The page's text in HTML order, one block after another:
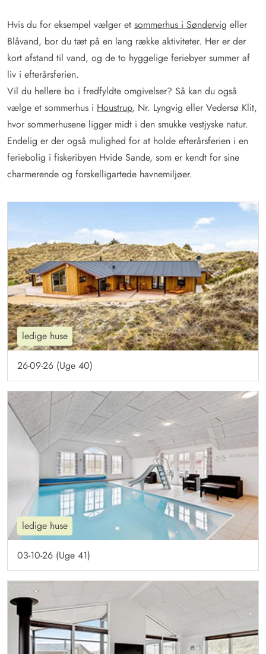
Hvis du for eksempel vælger et sommerhus i Søndervig eller
Blåvand, bor du tæt på en lang række aktiviteter. Her er der
kort afstand til vand, og de to hyggelige feriebyer summer af
liv i efterårsferien.
Vil du hellere bo i fredfyldte omgivelser? Så kan du også
vælge et sommerhus i Houstrup, Nr. Lyngvig eller Vedersø Klit,
hvor sommerhusene ligger midt i den smukke vestjyske natur.
Endelig er der også mulighed for at holde efterårsferien i en
feriebolig i fiskeribyen Hvide Sande, som er kendt for sine
charmerende og forskelligartede havnemiljøer.
ledige huse
26-09-26 (Uge 40)
ledige huse
03-10-26 (Uge 41)